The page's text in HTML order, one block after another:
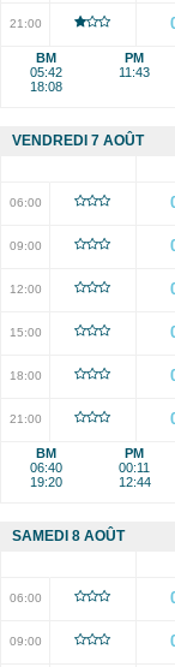
21:00
BM
05:42
18:08
PM
11:43
VENDREDI 7 AOÛT
06:00
09:00
12:00
15:00
18:00
21:00
BM
06:40
19:20
PM
00:11
12:44
SAMEDI 8 AOÛT
06:00
09:00